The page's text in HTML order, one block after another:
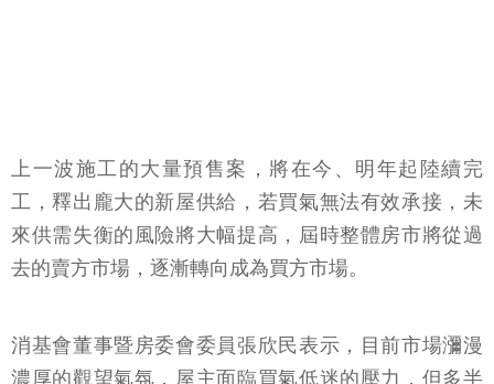
上一波施工的大量預售案，將在今、明年起陸續完
工，釋出龐大的新屋供給，若買氣無法有效承接，未
來供需失衡的風險將大幅提高，屆時整體房市將從過
去的賣方市場，逐漸轉向成為買方市場。
消基會董事暨房委會委員張欣民表示，目前市場瀰漫
濃厚的觀望氣氛，屋主面臨買氣低迷的壓力，但多半